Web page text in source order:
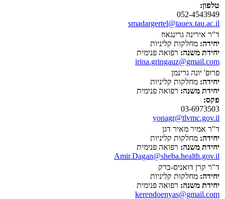
טלפון:
052-4543949
smadargertel@tauex.tau.ac.il
ד"ר אירינה גרינגאוז
יחידה: מחלקות קליניות
יחידת משנה: רפואה פנימית
irina.gringauz@gmail.com
פרופ' יונה גרינמן
יחידה: מחלקות קליניות
יחידת משנה: רפואה פנימית
פקס:
03-6973503
yonagr@tlvmc.gov.il
ד"ר אמיר מאיר דגן
יחידה: מחלקות קליניות
יחידת משנה: רפואה פנימית
Amir.Dagan@sheba.health.gov.il
ד"ר קרן דואניס-ברק
יחידה: מחלקות קליניות
יחידת משנה: רפואה פנימית
kerendoenyas@gmail.com